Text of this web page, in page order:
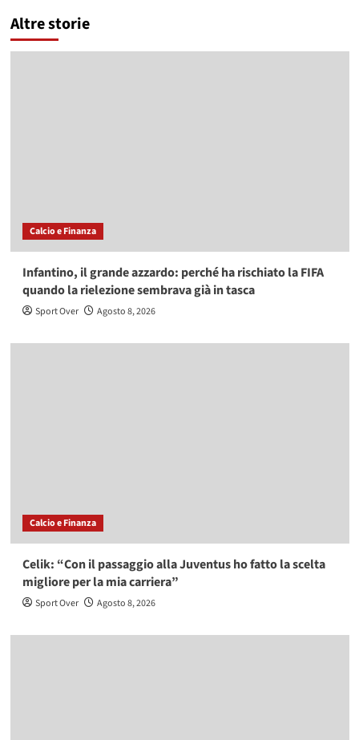
Altre storie
Calcio e Finanza
Infantino, il grande azzardo: perché ha rischiato la FIFA
quando la rielezione sembrava già in tasca
Sport Over Agosto 8, 2026
Calcio e Finanza
Celik: “Con il passaggio alla Juventus ho fatto la scelta
migliore per la mia carriera”
Sport Over Agosto 8, 2026